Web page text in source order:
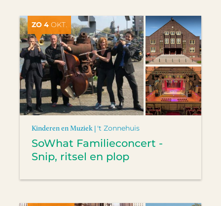
ZO 4 OKT.
Kinderen en Muziek | 't Zonnehuis
SoWhat Familieconcert -
Snip, ritsel en plop